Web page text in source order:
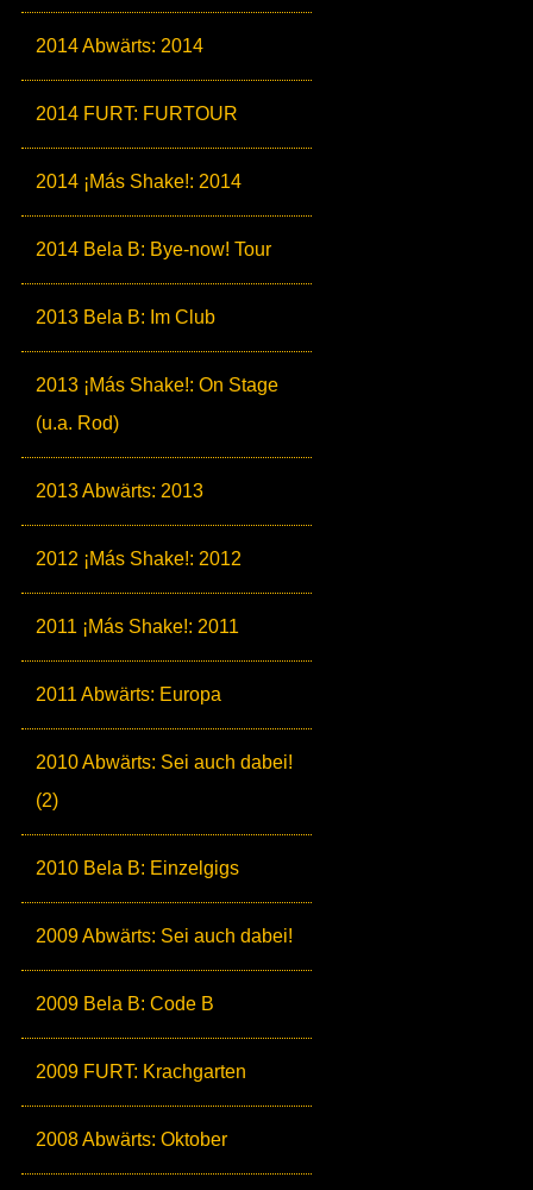
2014 Abwärts: 2014
2014 FURT: FURTOUR
2014 ¡Más Shake!: 2014
2014 Bela B: Bye-now! Tour
2013 Bela B: Im Club
2013 ¡Más Shake!: On Stage
(u.a. Rod)
2013 Abwärts: 2013
2012 ¡Más Shake!: 2012
2011 ¡Más Shake!: 2011
2011 Abwärts: Europa
2010 Abwärts: Sei auch dabei!
(2)
2010 Bela B: Einzelgigs
2009 Abwärts: Sei auch dabei!
2009 Bela B: Code B
2009 FURT: Krachgarten
2008 Abwärts: Oktober